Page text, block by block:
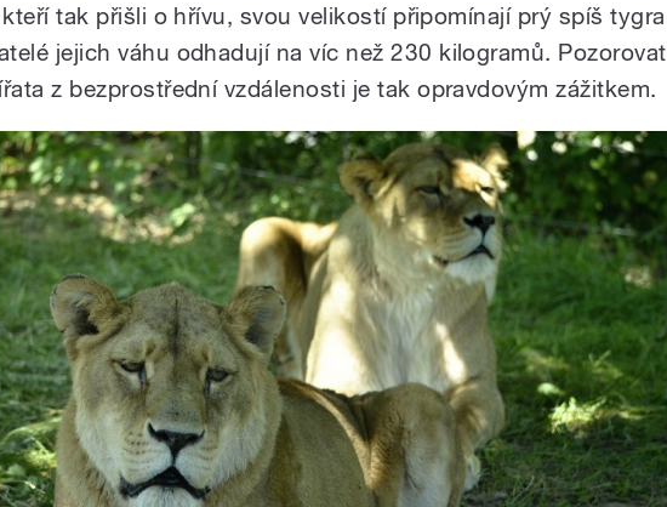
tak přišli o hřívu, svou velikostí připomínají prý spíš tygra
jejich váhu odhadují na víc než 230 kilogramů. Pozorovat
z bezprostřední vzdálenosti je tak opravdovým zážitkem.